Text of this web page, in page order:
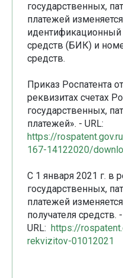
государственных,
платежей
идентификационный
средств (БИК) и
средств.
Приказ Роспатента
реквизитах счетах
государственных,
платежей». - URL:
https://
167-14122020/
С 1 января 2021 г. в
государственных,
платежей
получателя средств. -
URL: https://
rekvizitov-01012021